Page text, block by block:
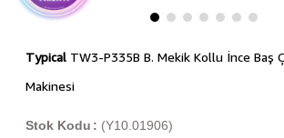
TypicalTW3-P335B B. Mekik Kollu İnce Baş
Makinesi
(Y10.01906)
Stok Kodu